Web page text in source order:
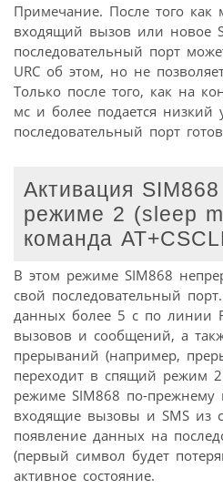
Примечание. После того как
входящий вызов или новое
последовательный порт
URC об этом, но не
Только после того, как на
мс и более подается низкий
последовательный порт
Активация
режиме 2 (sleep
команда
В этом режиме SIM868
свой последовательный
данных более 5 с по линии
вызовов и сообщений, а
прерываний (например,
переходит в спящий режим
режиме SIM868 по-прежнему
входящие вызовы и SMS из
появление данных на
(первый символ будет
активное состояние.